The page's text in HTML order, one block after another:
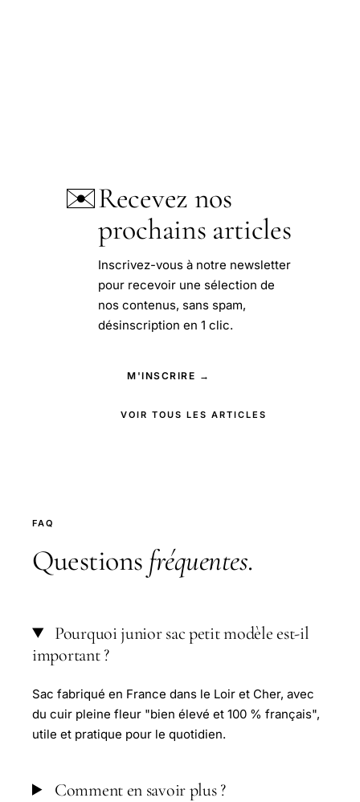
✉️Recevez nos
prochains articles
Inscrivez-vous à notre newsletter
pour recevoir une sélection de
nos contenus, sans spam,
désinscription en 1 clic.
M'INSCRIRE →
VOIR TOUS LES ARTICLES
FAQ
Questions fréquentes.
Pourquoi junior sac petit modèle est-il
important ?
Sac fabriqué en France dans le Loir et Cher, avec
du cuir pleine fleur "bien élevé et 100 % français",
utile et pratique pour le quotidien.
Comment en savoir plus ?